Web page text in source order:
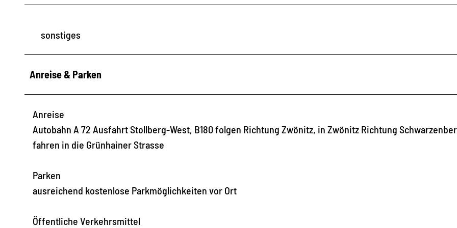
sonstiges
Anreise & Parken
Anreise
Autobahn A 72 Ausfahrt Stollberg-West, B180 folgen Richtung Zwönitz, in Zwönitz Richtung
fahren in die Grünhainer Strasse
Parken
ausreichend kostenlose Parkmöglichkeiten vor Ort
Öffentliche Verkehrsmittel